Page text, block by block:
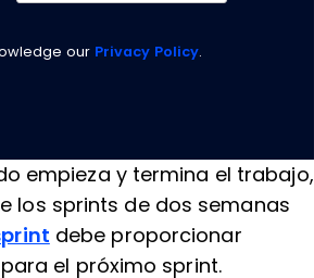
our Privacy Policy.
empieza y termina el trabajo,
los sprints de dos semanas
debe proporcionar
el próximo sprint.